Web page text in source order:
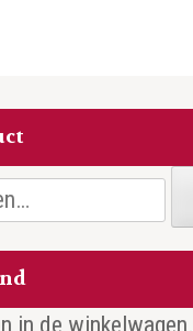
in de winkelwagen.